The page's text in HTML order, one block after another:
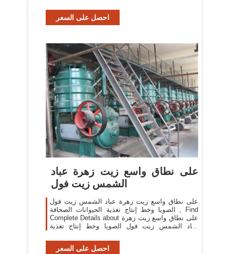
احصل على السعر
على نطاق واسع زيت زهرة عباد
الشمس زيت فول
على نطاق واسع زيت زهرة عباد الشمس زيت فول
الصويا وخط إنتاج تغذية الحيوانات الصحافة , Find
Complete Details about على نطاق واسع زيت زهرة
عباد الشمس زيت فول الصويا وخط إنتاج تغذية
الصحافة
احصل على السعر